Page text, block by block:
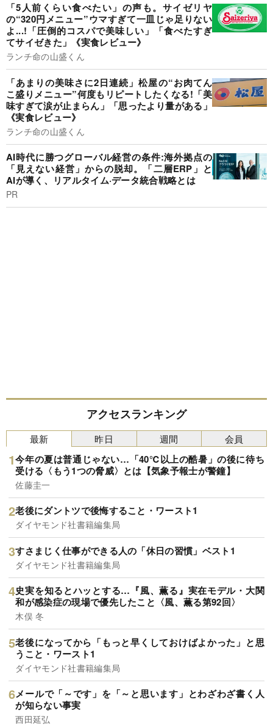
「5人前くらい食べたい」の声も。サイゼリヤ
の“320円メニュー”ウマすぎて一皿じゃ足りない
よ...!「圧倒的コスパで美味しい」「食べたすぎ
てサイゼきた」《実食レビュー》
ランチ命の山盛くん
「あまりの美味さに2日連続」松屋の“お肉てん
こ盛りメニュー”何度もリピートしたくなる!「美
味すぎて涙が止まらん」「思ったより量がある」
《実食レビュー》
ランチ命の山盛くん
AI時代に勝つグローバル経営の条件:海外拠点の
「見えない経営」からの脱却。「二層ERP」と
AIが導く、リアルタイム·データ統合戦略とは
PR
アクセスランキング
最新
今年の夏は普通じゃない…「40℃以上の酷暑」の後に待ち
受ける〈もう1つの脅威〉とは【気象予報士が警鐘】
佐藤圭一
老後にダントツで後悔すること・ワースト1
ダイヤモンド社書籍編集局
すさまじく仕事ができる人の「休日の習慣」ベスト1
ダイヤモンド社書籍編集局
史実を知るとハッとする…『風、薫る』実在モデル・大関
和が感染症の現場で優先したこと〈風、薫る第92回〉
木俣 冬
老後になってから「もっと早くしておけばよかった」と思
うこと・ワースト1
ダイヤモンド社書籍編集局
メールで「～です」を「～と思います」とわざわざ書く人
が知らない事実
西田延弘
昨日 週間 会員